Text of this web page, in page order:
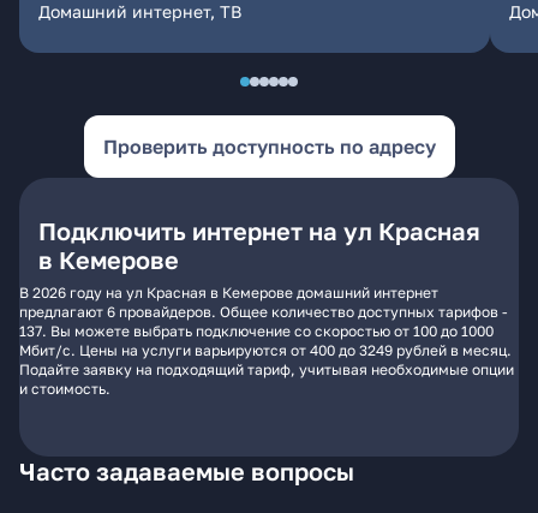
Домашний интернет, ТВ
Проверить доступность по адресу
Подключить интернет на ул Красная
в Кемерове
В 2026 году на ул Красная в Кемерове домашний интернет
предлагают 6 провайдеров. Общее количество доступных тарифов -
137. Вы можете выбрать подключение со скоростью от 100 до 1000
Мбит/с. Цены на услуги варьируются от 400 до 3249 рублей в месяц.
Подайте заявку на подходящий тариф, учитывая необходимые опции
и стоимость.
Часто задаваемые вопросы